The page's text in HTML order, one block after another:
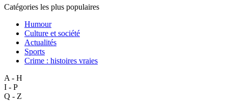
Catégories les plus populaires
Humour
Culture et société
Actualités
Sports
Crime : histoires vraies
A - H
I - P
Q - Z